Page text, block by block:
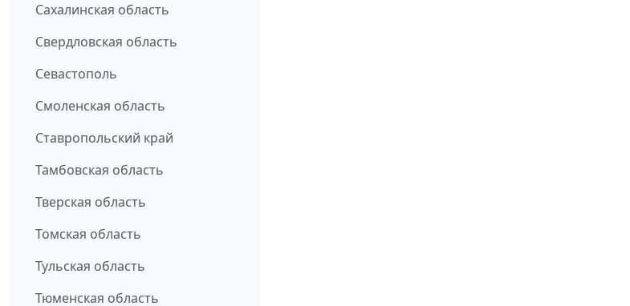
Сахалинская область
Свердловская область
Севастополь
Смоленская область
Ставропольский край
Тамбовская область
Тверская область
Томская область
Тульская область
Тюменская область